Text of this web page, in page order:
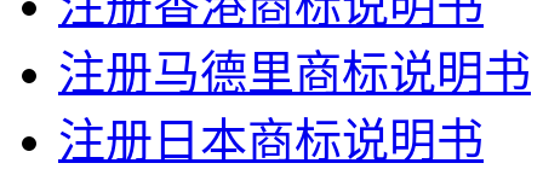
注册马德里商标说明书
注册日本商标说明书